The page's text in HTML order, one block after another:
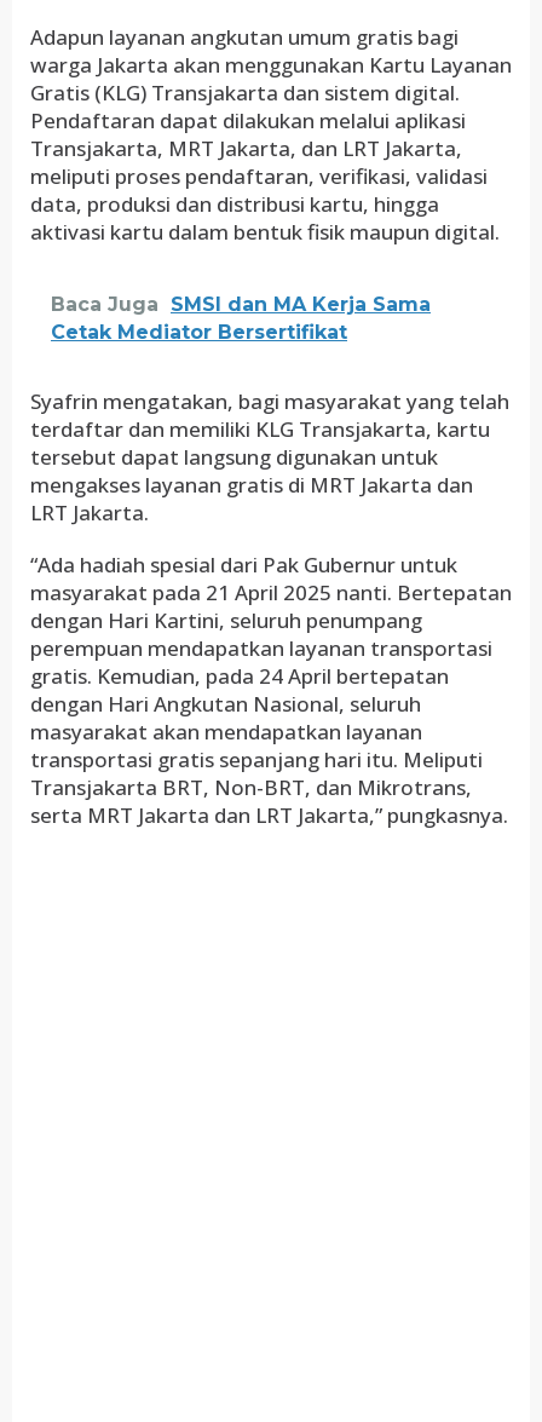
Adapun layanan angkutan umum gratis bagi
warga Jakarta akan menggunakan Kartu Layanan
Gratis (KLG) Transjakarta dan sistem digital.
Pendaftaran dapat dilakukan melalui aplikasi
Transjakarta, MRT Jakarta, dan LRT Jakarta,
meliputi proses pendaftaran, verifikasi, validasi
data, produksi dan distribusi kartu, hingga
aktivasi kartu dalam bentuk fisik maupun digital.
Baca Juga
SMSI dan MA Kerja Sama
Cetak Mediator Bersertifikat
Syafrin mengatakan, bagi masyarakat yang telah
terdaftar dan memiliki KLG Transjakarta, kartu
tersebut dapat langsung digunakan untuk
mengakses layanan gratis di MRT Jakarta dan
LRT Jakarta.
“Ada hadiah spesial dari Pak Gubernur untuk
masyarakat pada 21 April 2025 nanti. Bertepatan
dengan Hari Kartini, seluruh penumpang
perempuan mendapatkan layanan transportasi
gratis. Kemudian, pada 24 April bertepatan
dengan Hari Angkutan Nasional, seluruh
masyarakat akan mendapatkan layanan
transportasi gratis sepanjang hari itu. Meliputi
Transjakarta BRT, Non-BRT, dan Mikrotrans,
serta MRT Jakarta dan LRT Jakarta,” pungkasnya.